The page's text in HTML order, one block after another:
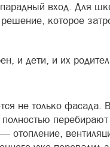
вход. Для
которое
и дети, и их
не только фасада.
полностью
отопление,